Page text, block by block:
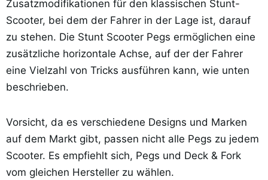
Zusatzmodifikationen für den klassischen Stunt-
Scooter, bei dem der Fahrer in der Lage ist, darauf
zu stehen. Die Stunt Scooter Pegs ermöglichen eine
zusätzliche horizontale Achse, auf der der Fahrer
eine Vielzahl von Tricks ausführen kann, wie unten
beschrieben.
Vorsicht, da es verschiedene Designs und Marken
auf dem Markt gibt, passen nicht alle Pegs zu jedem
Scooter. Es empfiehlt sich, Pegs und Deck & Fork
vom gleichen Hersteller zu wählen.